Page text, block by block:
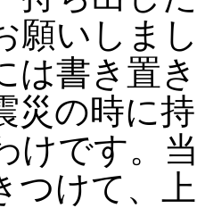
願いしま
は書き置
災の時に
けです。
つけて、